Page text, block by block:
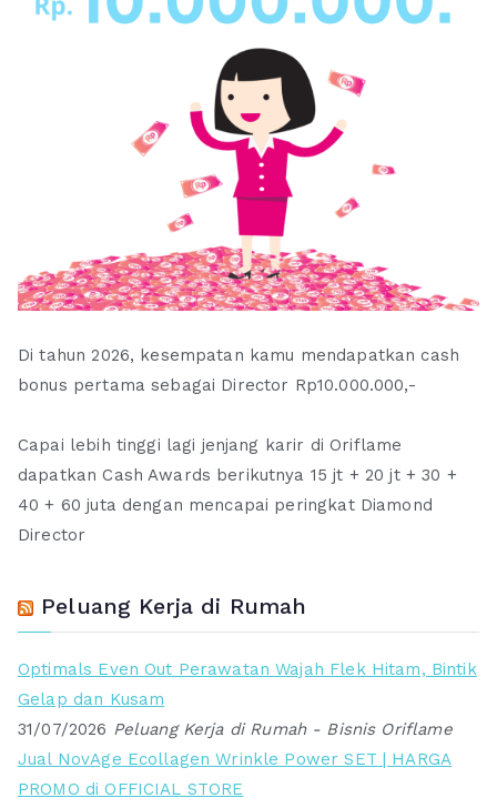
Di tahun 2026, kesempatan kamu mendapatkan cash
bonus pertama sebagai Director Rp10.000.000,-
Capai lebih tinggi lagi jenjang karir di Oriflame
dapatkan Cash Awards berikutnya 15 jt + 20 jt + 30 +
40 + 60 juta dengan mencapai peringkat Diamond
Director
Peluang Kerja di Rumah
Optimals Even Out Perawatan Wajah Flek Hitam, Bintik
Gelap dan Kusam
31/07/2026 Peluang Kerja di Rumah - Bisnis Oriflame
Jual NovAge Ecollagen Wrinkle Power SET | HARGA
PROMO di OFFICIAL STORE